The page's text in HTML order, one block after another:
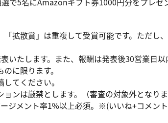
で5名にAmazonギフト券1000円分をプレゼ
拡散賞」は重複して受賞可能です。ただし
いたします。また、報酬は発表後30営業日以
に限ります。
てください。
ンは厳禁とします。（審査の対象外となりま
ジメント率1%以上必須。※(いいね+コメン